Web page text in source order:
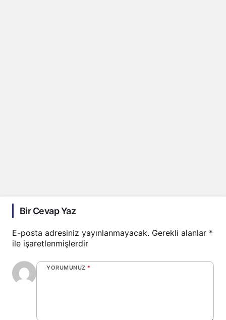
Bir Cevap Yaz
E-posta adresiniz yayınlanmayacak. Gerekli alanlar *
ile işaretlenmişlerdir
YORUMUNUZ *